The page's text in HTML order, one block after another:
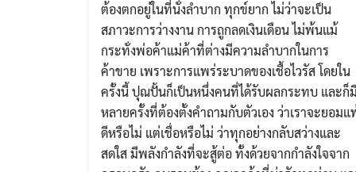
ต้องตกอยู่ในที่นั่งลำบาก ทุกข์ยาก ไม่ว่าจะเป็น
สภาวะการว่างงาน การถูกลดเงินเดือน ไม่พ้นแม้
กระทั่งพ่อค้าแม่ค้าที่ต่างมีความลำบากในการ
ค้าขาย เพราะการแพร่ระบาดของเชื้อไวรัส โดยใน
ครั้งนี้ ปุณปั้นก็เป็นหนึ่งคนที่ได้รับผลกระทบ และก็มี
หลายครั้งที่ต้องตั้งคำถามกับตัวเอง ว่าเราจะยอมแ
ดีหรือไม่ แต่เชื่อหรือไม่ ว่าทุกอย่างกลับสว่างและ
สดใส มีพลังกำลังที่จะสู้ต่อ ทั้งด้วยจากกำลังใจจาก